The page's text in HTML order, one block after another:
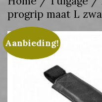
progrip maat L
Aanbieding!